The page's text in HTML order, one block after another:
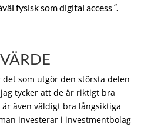
fysisk som digital access “.
som utgör den största delen
tycker att de är riktigt bra
även väldigt bra långsiktiga
investerar i investmentbolag